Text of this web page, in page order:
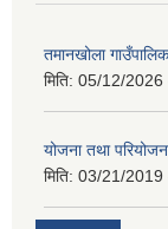
तमानखोला
मिति: 05/12/2026
योजना तथा
मिति: 03/21/2019